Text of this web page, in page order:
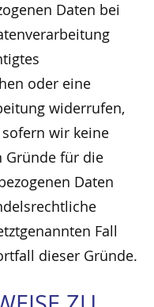
Daten bei
oder eine
widerrufen,
wir keine
Gründe für die
Daten
Fall
dieser Gründe.